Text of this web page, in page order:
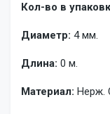
Кол-во в
Диаметр: 4 мм.
Длина: 0 м.
Материал: Нерж.